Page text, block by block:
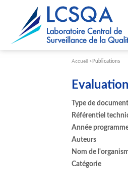
Accueil Publications
Type de
Référentiel
Année
Auteurs
Nom de
Catégorie
Paramétrer les cookies